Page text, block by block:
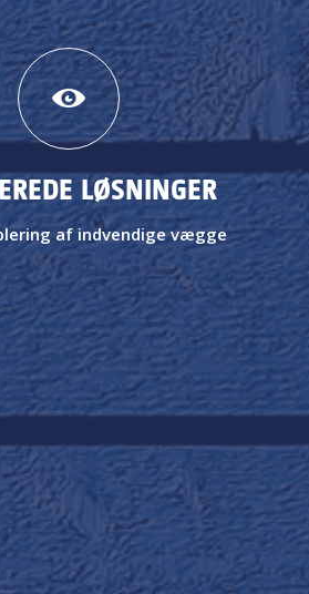
LØSNINGER
af indvendige vægge